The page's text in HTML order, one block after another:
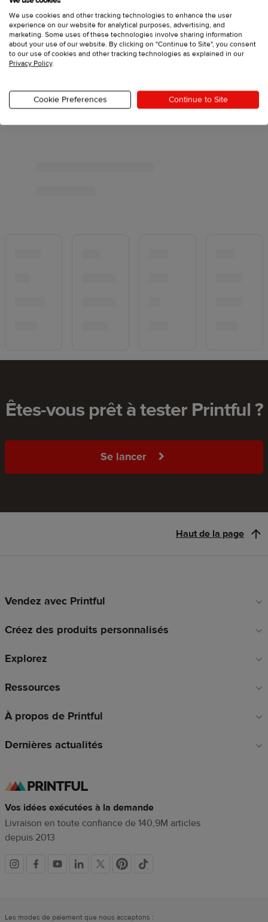
Êtes-vous prêt à tester Printful ?
Se lancer
Haut de la page
Liens
pied
page
Vendez avec Printful
Créez des produits personnalisés
Explorez
Ressources
À propos de Printful
Dernières actualités
Vos idées exécutées à la demande
Livraison en toute confiance de 140,9M articles
depuis 2013
Liens
Les modes de paiement que nous acceptons :
We use cookies and other tracking technologies to enhance the user
experience on our website for analytical purposes, advertising, and
marketing. Some uses of these technologies involve sharing information
about your use of our website. By clicking on "Continue to Site", you consent
to our use of cookies and other tracking technologies as explained in our
Privacy Policy.
Cookie Preferences Continue to Site